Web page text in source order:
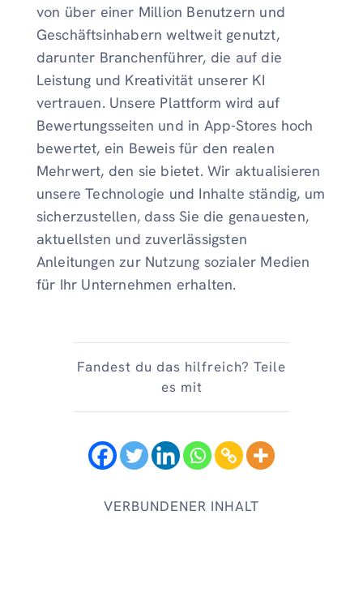
von über einer Million Benutzern und
Geschäftsinhabern weltweit genutzt,
darunter Branchenführer, die auf die
Leistung und Kreativität unserer KI
vertrauen. Unsere Plattform wird auf
Bewertungsseiten und in App-Stores hoch
bewertet, ein Beweis für den realen
Mehrwert, den sie bietet. Wir aktualisieren
unsere Technologie und Inhalte ständig, um
sicherzustellen, dass Sie die genauesten,
aktuellsten und zuverlässigsten
Anleitungen zur Nutzung sozialer Medien
für Ihr Unternehmen erhalten.
Fandest du das hilfreich? Teile
es mit
VERBUNDENER INHALT